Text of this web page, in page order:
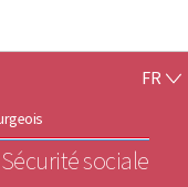
sociale
FR